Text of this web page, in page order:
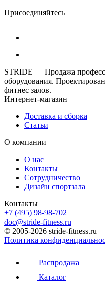
Присоединяйтесь
STRIDE — Продажа
оборудования.
фитнес залов.
Интернет-магазин
Доставка и сборка
Статьи
О компании
О нас
Контакты
Сотрудничество
Дизайн спортзала
Контакты
+7 (495) 98-98-702
doc@stride-fitness.ru
© 2005-2026 stride-fitness.ru
Политика
Распродажа
Каталог